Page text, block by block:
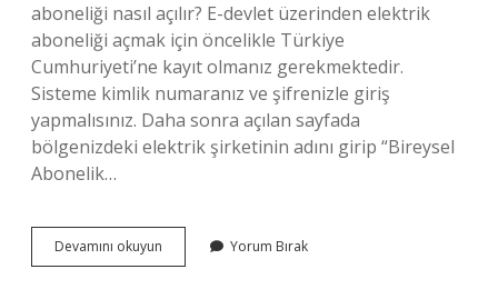
aboneliği nasıl açılır? E-devlet üzerinden elektrik
aboneliği açmak için öncelikle Türkiye
Cumhuriyeti’ne kayıt olmanız gerekmektedir.
Sisteme kimlik numaranız ve şifrenizle giriş
yapmalısınız. Daha sonra açılan sayfada
bölgenizdeki elektrik şirketinin adını girip “Bireysel
Abonelik…
Devamını okuyun
Aboneliği
Yorum Bırak